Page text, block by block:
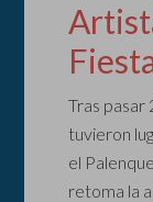
Tras pasar
tuvieron
el
retoma la